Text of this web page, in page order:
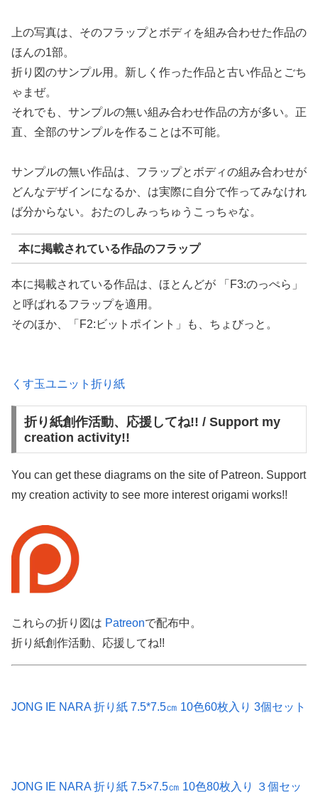
上の写真は、そのフラップとボディを組み合わせた作品の
ほんの1部。
折り図のサンプル用。新しく作った作品と古い作品とごち
ゃまぜ。
それでも、サンプルの無い組み合わせ作品の方が多い。正
直、全部のサンプルを作ることは不可能。
サンプルの無い作品は、フラップとボディの組み合わせが
どんなデザインになるか、は実際に自分で作ってみなけれ
ば分からない。おたのしみっちゅうこっちゃな。
本に掲載されている作品のフラップ
本に掲載されている作品は、ほとんどが 「F3:のっぺら」
と呼ばれるフラップを適用。
そのほか、「F2:ビットポイント」も、ちょびっと。
くす玉ユニット折り紙
折り紙創作活動、応援してね!! / Support my
creation activity!!
You can get these diagrams on the site of Patreon. Support
my creation activity to see more interest origami works!!
これらの折り図は Patreonで配布中。
折り紙創作活動、応援してね!!
JONG IE NARA 折り紙 7.5*7.5㎝ 10色60枚入り 3個セット
JONG IE NARA 折り紙 7.5×7.5㎝ 10色80枚入り ３個セッ